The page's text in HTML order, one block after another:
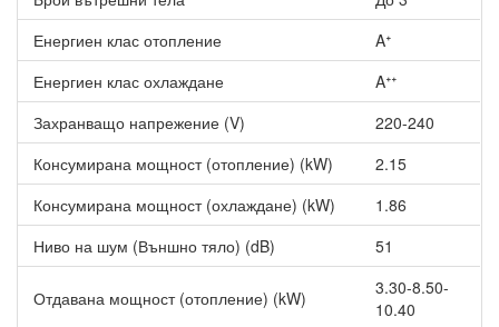
Panasonic CS-XZ20XKEW
Panasonic CS-XZ25XKEW
Panasonic CS-XZ35XKEW
Panasonic CS-XZ50XKEW
-
Стенна серия TZ
Panasonic CS-MTZ16ZKE
Panasonic CS-TZ20ZKEW
Panasonic CS-TZ25ZKEW
Panasonic CS-TZ42ZKEW
319.00 €
329.00 €
339.00 €
369.00 €
519.00 €
Енергиен клас отопление
Aᐩ
Енергиен клас охлаждане
Aᐩᐩ
Захранващо напрежение (V)
220-240
Консумирана мощност (отопление) (kW)
2.15
Консумирана мощност (охлаждане) (kW)
1.86
Ниво на шум (Външно тяло) (dB)
51
Отдавана мощност (отопление) (kW)
3.30-8.50-
10.40